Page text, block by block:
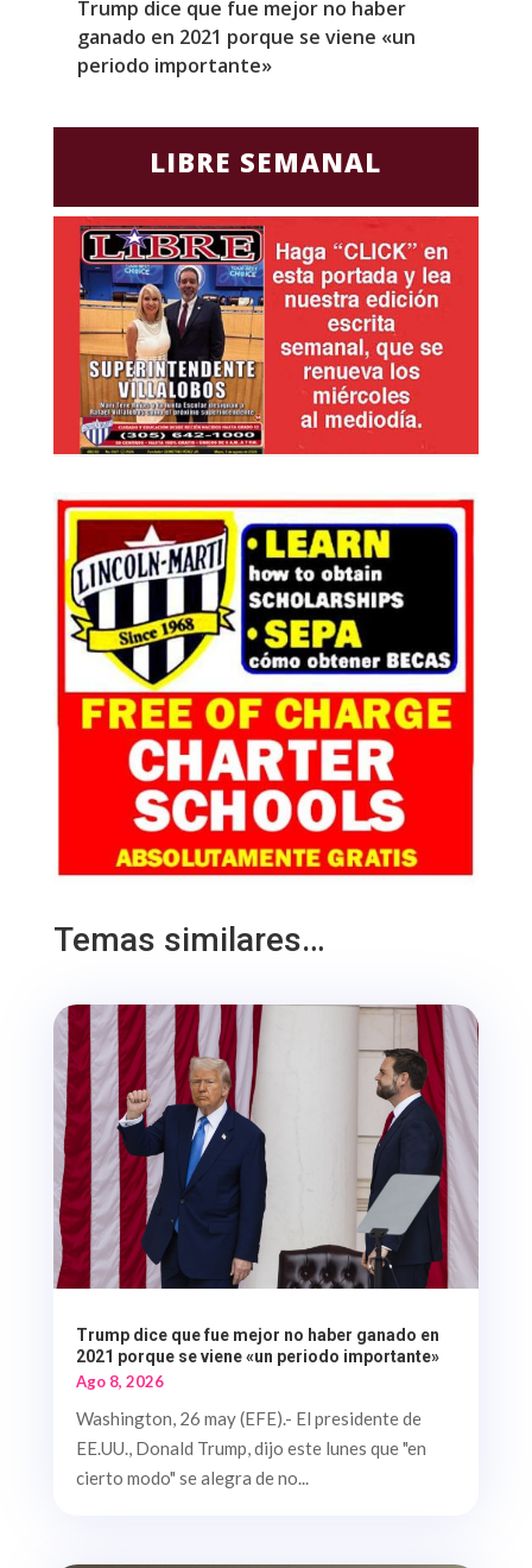
Trump dice que fue mejor no haber
ganado en 2021 porque se viene «un
periodo importante»
LIBRE SEMANAL
Temas similares…
Trump dice que fue mejor no haber ganado en
2021 porque se viene «un periodo importante»
Ago 8, 2026
Washington, 26 may (EFE).- El presidente de
EE.UU., Donald Trump, dijo este lunes que "en
cierto modo" se alegra de no...